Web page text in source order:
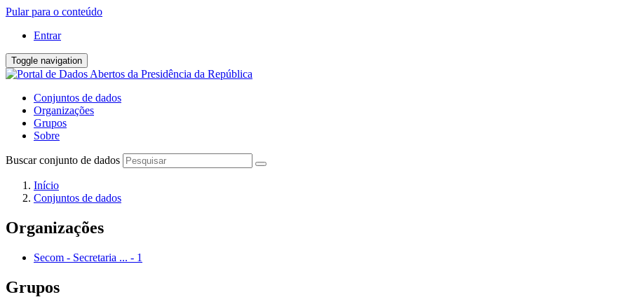
Pular para o conteúdo
Entrar
Toggle navigation
Conjuntos de dados
Organizações
Grupos
Sobre
Buscar conjunto de dados
Início
Conjuntos de dados
Organizações
Secom - Secretaria ... - 1
Grupos